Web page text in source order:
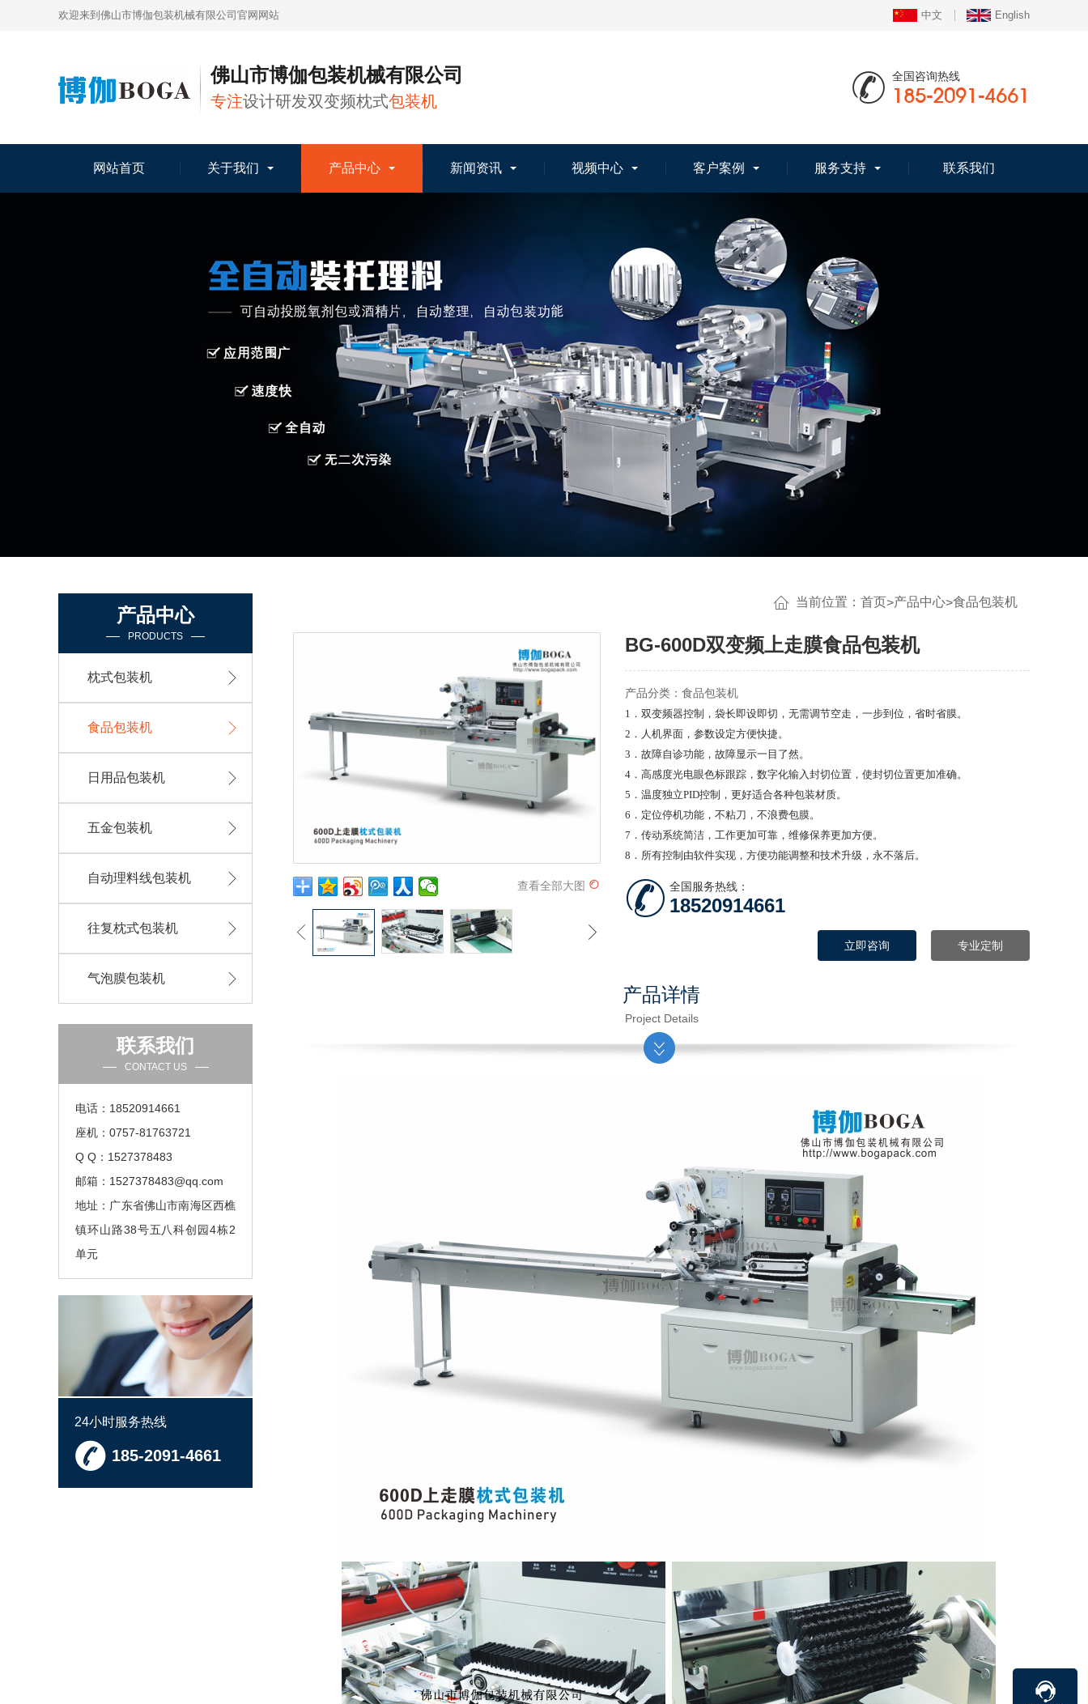
欢迎来到佛山市博伽包装机械有限公司官网网站 中文 English
佛山市博伽包装机械有限公司
专注设计研发双变频枕式包装机
全国咨询热线
185-2091-4661
网站首页 关于我们 产品中心 新闻资讯 视频中心 客户案例 服务支持 联系我们
当前位置： 首页>产品中心>食品包装机
查看全部大图
BG-600D双变频上走膜食品包装机
产品分类：食品包装机
1 ．双变频器控制，袋长即设即切，无需调节空走，一步到位，省时省膜。
2．人机界面，参数设定方便快捷。
3．故障自诊功能，故障显示一目了然。
4．高感度光电眼色标跟踪，数字化输入封切位置，使封切位置更加准确。
5．温度独立PID控制，更好适合各种包装材质。
6．定位停机功能，不粘刀，不浪费包膜。
7．传动系统简洁，工作更加可靠，维修保养更加方便。
8．所有控制由软件实现，方便功能调整和技术升级，永不落后。
全国服务热线：
18520914661
立即咨询 专业定制
产品详情
Project Details
产品中心
PRODUCTS
枕式包装机
食品包装机
日用品包装机
五金包装机
自动理料线包装机
往复枕式包装机
气泡膜包装机
联系我们
CONTACT US
电话：18520914661
座机：0757-81763721
Q Q：1527378483
邮箱：1527378483@qq.com
地址：广东省佛山市南海区西樵
镇环山路38号五八科创园4栋2
单元
24小时服务热线
185-2091-4661